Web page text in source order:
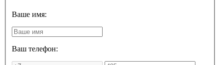
Ваше имя:
Ваш телефон: